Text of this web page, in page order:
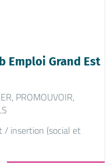
Emploi Grand Est
PROMOUVOIR,
/ insertion (social et